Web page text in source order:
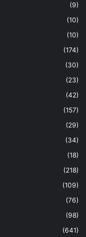
(9)
(10)
(10)
(174)
(30)
(23)
(42)
(157)
(29)
(34)
(18)
(218)
(109)
(76)
(98)
(641)